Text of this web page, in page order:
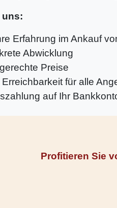
uns:
Erfahrung im Ankauf
Abwicklung
Preise
für alle
auf Ihr
Profitieren Sie